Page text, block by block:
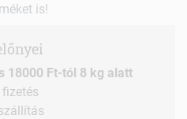
is!
18000 Ft-tól 8 kg alatt